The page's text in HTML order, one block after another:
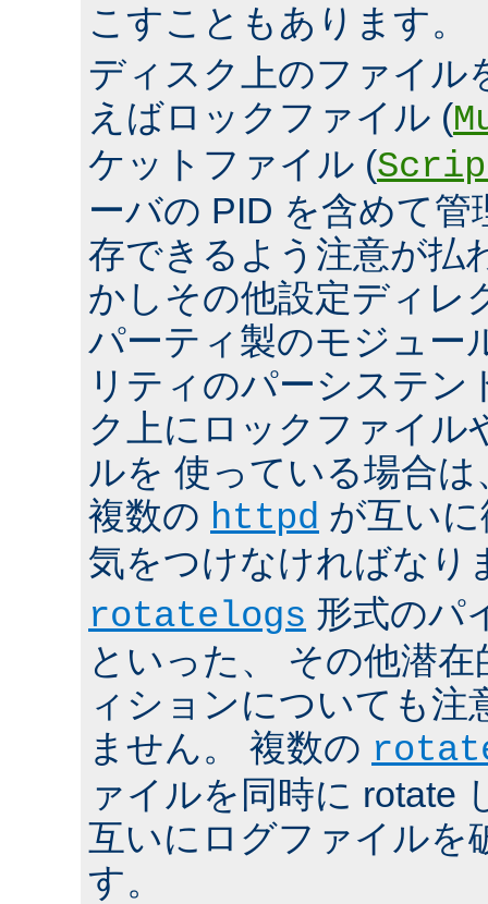
こすこともあります。
ディスク上のファイル
えばロックファイル (
ケットファイル (
ーバの PID を含めて
存できるよう注意が払
かしその他設定ディレ
パーティ製のモジュー
リティのパーシステン
ク上にロックファイル
ルを 使っている場合
複数の httpd が互い
気をつけなければなり
rotatelogs 形式のパ
といった、 その他潜
ィションについても注
ません。 複数の
ァイルを同時に rotate
互いにログファイルを
す。